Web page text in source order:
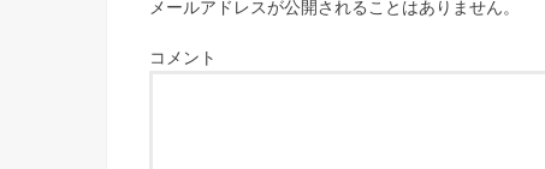
メールアドレスが公開されることはありません。
コメント